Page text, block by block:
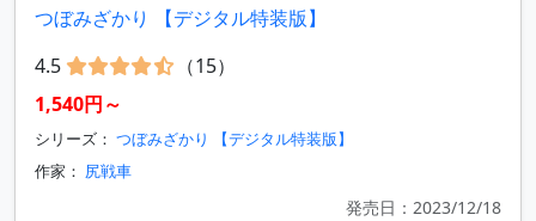
つぼみざかり 【デジタル特装版】
4.5
（15）
1,540円～
シリーズ： つぼみざかり 【デジタル特装版】
作家： 尻戦車
発売日：2023/12/18